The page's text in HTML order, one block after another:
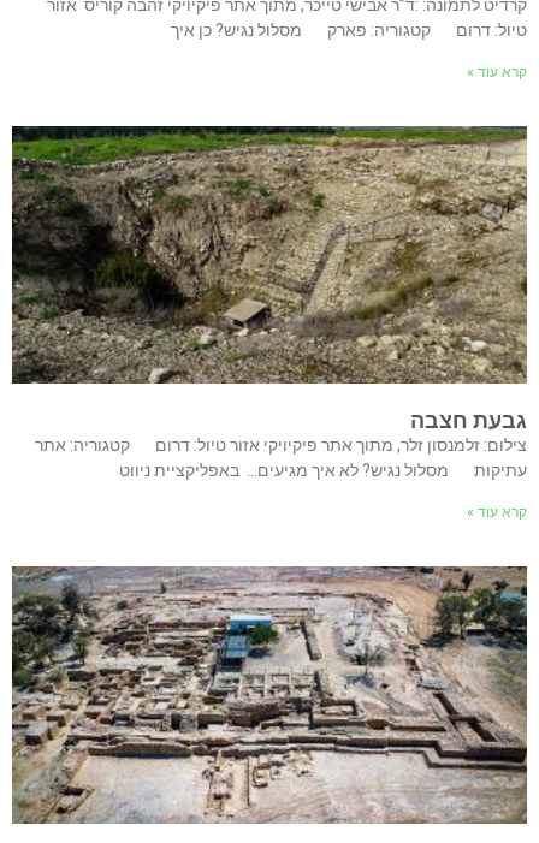
קרדיט לתמונה: :ד”ר אבישי טייכר, מתוך אתר פיקיויקי זהבה קוריס אזור
טיול: דרום קטגוריה: פארק מסלול נגיש? כן איך
קרא עוד »
גבעת חצבה
צילום: זלמנסון זלר, מתוך אתר פיקיויקי אזור טיול: דרום קטגוריה: אתר
עתיקות מסלול נגיש? לא איך מגיעים… באפליקציית ניווט
קרא עוד »